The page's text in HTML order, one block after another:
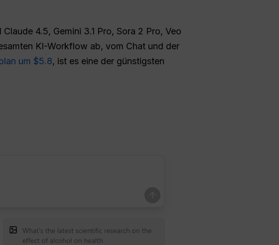
4.5, Gemini 3.1 Pro, Sora 2 Pro, Veo
KI-Workflow ab, vom Chat und der
um $5.8, ist es eine der günstigsten